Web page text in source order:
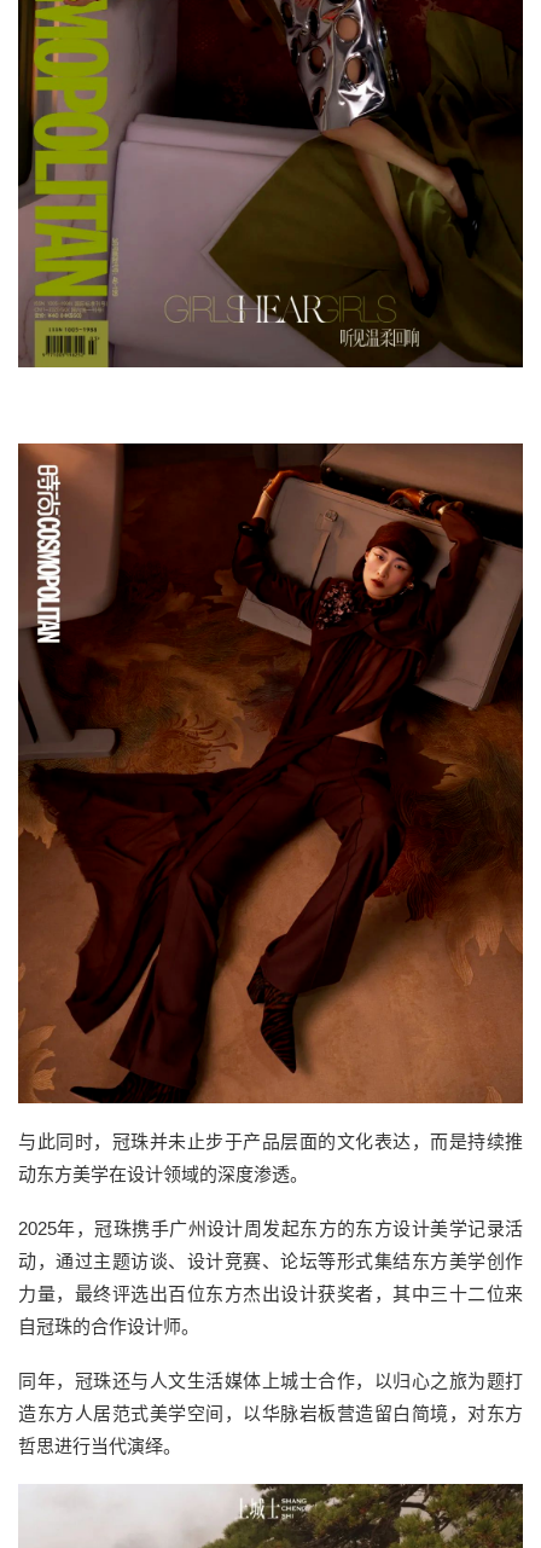
与此同时，冠珠并未止步于产品层面的文化表达，而是持续推
动东方美学在设计领域的深度渗透。
2025年，冠珠携手广州设计周发起东方的东方设计美学记录活
动，通过主题访谈、设计竞赛、论坛等形式集结东方美学创作
力量，最终评选出百位东方杰出设计获奖者，其中三十二位来
自冠珠的合作设计师。
同年，冠珠还与人文生活媒体上城士合作，以归心之旅为题打
造东方人居范式美学空间，以华脉岩板营造留白简境，对东方
哲思进行当代演绎。